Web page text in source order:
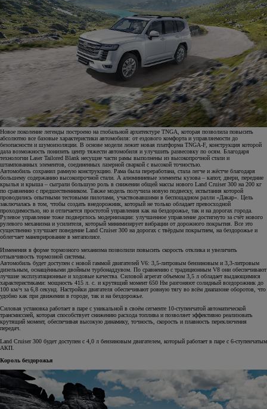
Новое поколение легенды построено на глобальной архитектуре TNGA, которая позволила повысить
абсолютно все базовые характеристики автомобиля: от ездового комфорта и управляемости до
безопасности и шумоизоляции. В основе модели лежит новая платформа TNGA-F, конструкция которой
дала возможность понизить центр тяжести автомобиля и улучшить развесовку по осям. Благодаря
технологии Laser Tailored Blank несущие части рамы выполнены из высокопрочной стали и
штампованных элементов, соединенных лазерной сваркой с высокой точностью.
Автомобиль сохранил рамную конструкцию. Рама была переработана, стала легче и жёстче благодаря
большему содержанию высокопрочной стали. А алюминиевые элементы кузова – капот, двери, передние
крылья и крыша – сыграли большую роль в снижении общей массы нового Land Cruiser 300 на 200 кг
по сравнению с предшественником. Также модель получила новую подвеску, испытания которой
проводились опытными тестовыми пилотами, участвовавшими в беспощадном ралли «Дакар». Цель
заключалась в том, чтобы создать внедорожник, который не только обладает превосходной
проходимостью, но и отличается простотой управления как на бездорожье, так и на дорогах города.
Рулевое управление тоже подверглось модернизации: улучшенное управление достигнуто за счёт нового
рулевого механизма и усилителя, который минимизирует вибрации от дорожного покрытия. Все это
существенно улучшает поведение Land Cruiser 300 на дорогах с твёрдым покрытием, на бездорожье и
облегчает маневрирование в мегаполисе.
Изменения в форме тормозного механизма позволили повысить скорость отклика и увеличить
отзывчивость тормозной системы.
Автомобиль будет доступен с новой гаммой двигателей V6: 3,5-литровым бензиновым и 3,3-литровым
дизельным, оснащёнными двойным турбонаддувом. По сравнению с традиционным V8 они обеспечивают
лучшие эксплуатационные и ходовые качества. Силовой агрегат объемом 3,5 л обладает выдающимися
характеристиками: мощность 415 л. с. и крутящий момент 650 Нм разгоняют солидный вседорожник до
100 км/ч за 6,8 секунд. Настройки двигателя обеспечивают ровную тягу во всём диапазоне оборотов, что
удобно как при движении в городе, так и на бездорожье.
Силовая установка работает в паре с уникальной в своём сегменте 10-ступенчатой автоматической
трансмиссией, которая способствует снижению расхода топлива и позволяет эффективно реализовать
крутящий момент, обеспечивая высокую динамику, точность, скорость и плавность переключения
передач.
Land Cruiser 300 будет доступен с 4,0 л бензиновым двигателем, который работает в паре с 6-ступенчатым
АКП.
Король бездорожья